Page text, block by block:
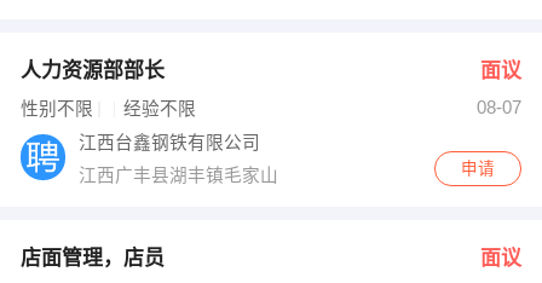
人力资源部部长 面议
性别不限 经验不限
08-07
江西台鑫钢铁有限公司
江西广丰县湖丰镇毛家山
申请
店面管理，店员 面议